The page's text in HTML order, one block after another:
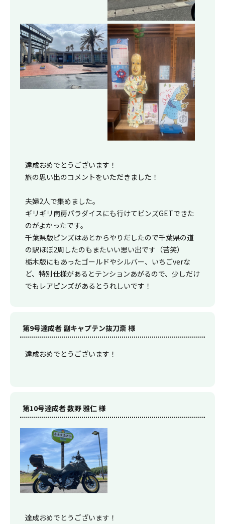
達成おめでとうございます！
旅の思い出のコメントをいただきました！
夫婦2人で集めました。
ギリギリ南房パラダイスにも行けてピンズGETできた
のがよかったです。
千葉県版ピンズはあとからやりだしたので千葉県の道
の駅ほぼ2周したのもまたいい思い出です（苦笑）
栃木版にもあったゴールドやシルバー、いちごverな
ど、特別仕様があるとテンションあがるので、少しだけ
でもレアピンズがあるとうれしいです！
第9号達成者 副キャプテン抜刀斎 様
達成おめでとうございます！
第10号達成者 数野 雅仁 様
達成おめでとうございます！